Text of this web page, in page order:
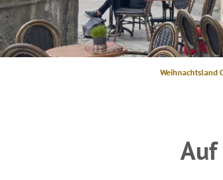
S
Weihnachtsland